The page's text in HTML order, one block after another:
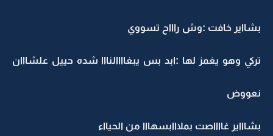
بشااير خافت :وش راااح تسووي
تركي وهو يغمز لها :ابد بس يبغاااالنااا شده حييل علشااان
نعووض
بشاااير غااااصت بملااابسهااا من الحيااء